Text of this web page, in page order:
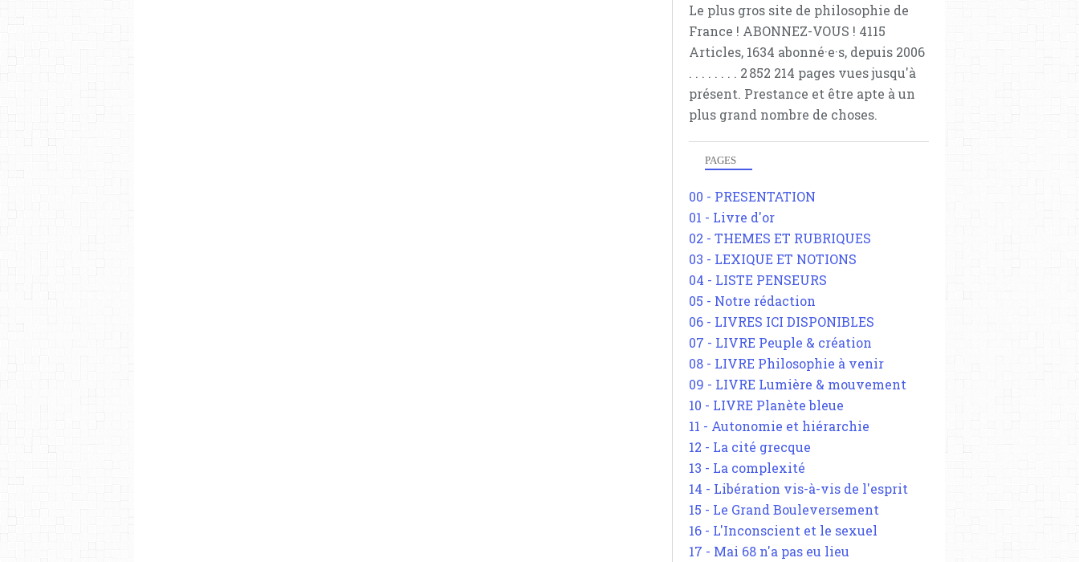
Le plus gros site de philosophie de
France ! ABONNEZ-VOUS ! 4115
Articles, 1634 abonné·e·s, depuis 2006
. . . . . . . . 2 852 214 pages vues jusqu'à
présent. Prestance et être apte à un
plus grand nombre de choses.
PAGES
00 - PRESENTATION
01 - Livre d'or
02 - THEMES ET RUBRIQUES
03 - LEXIQUE ET NOTIONS
04 - LISTE PENSEURS
05 - Notre rédaction
06 - LIVRES ICI DISPONIBLES
07 - LIVRE Peuple & création
08 - LIVRE Philosophie à venir
09 - LIVRE Lumière & mouvement
10 - LIVRE Planète bleue
11 - Autonomie et hiérarchie
12 - La cité grecque
13 - La complexité
14 - Libération vis-à-vis de l'esprit
15 - Le Grand Bouleversement
16 - L'Inconscient et le sexuel
17 - Mai 68 n'a pas eu lieu